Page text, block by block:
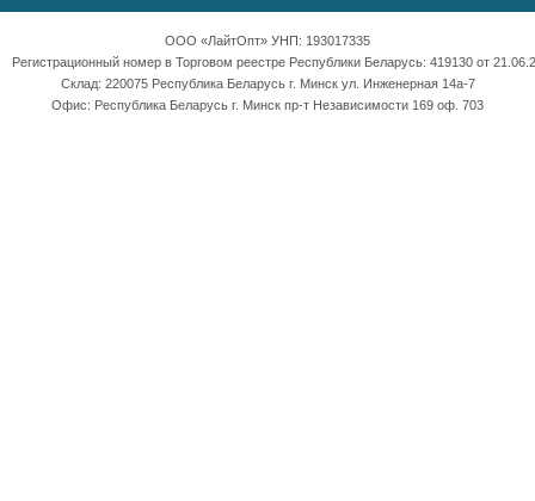
ООО «ЛайтОпт» УНП: 193017335
Регистрационный номер в Торговом реестре Республики Беларусь: 419130 от
Склад: 220075 Республика Беларусь г. Минск ул. Инженерная 14а-7
Офис: Республика Беларусь г. Минск пр-т Независимости 169 оф. 703